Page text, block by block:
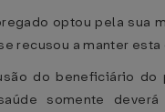
optou pela sua
recusou a manter
do beneficiário do
somente